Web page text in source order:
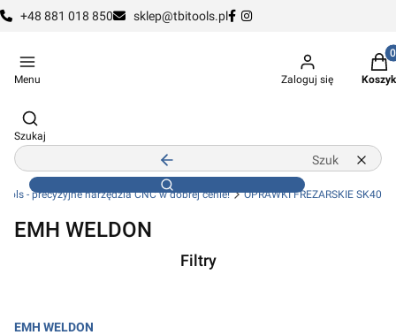
+48 881 018 850 sklep@tbitools.pl
Menu Zaloguj się Koszyk
Otwórz wyszukiwarkę
Szukaj
Zamknij wyszukiwarkę
Szukaj
- precyzyjne narzędzia CNC w dobrej cenie! OPRAWKI FREZARSKIE SK40
EMH WELDON
Filtry
EMH WELDON